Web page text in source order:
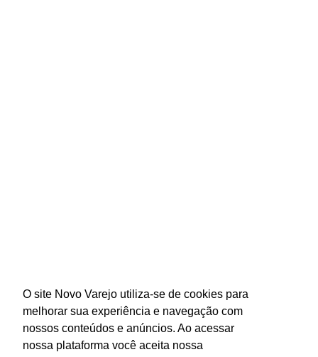
O site Novo Varejo utiliza-se de cookies para
melhorar sua experiência e navegação com
nossos conteúdos e anúncios. Ao acessar
nossa plataforma você aceita nossa